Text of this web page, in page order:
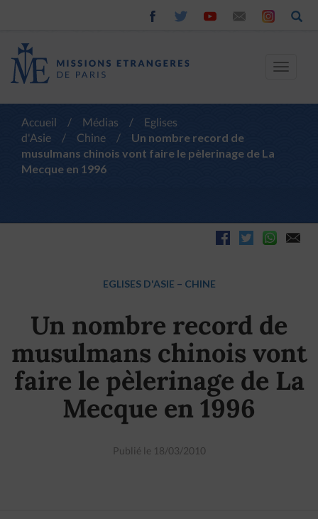
Toggle
Accueil / Médias /
Eglises
d'Asie
/ Chine /
Un nombre record de
musulmans chinois vont faire le pèlerinage de La
Mecque en 1996
EGLISES D'ASIE – CHINE
Un nombre record de
musulmans chinois vont
faire le pèlerinage de La
Mecque en 1996
Publié le 18/03/2010